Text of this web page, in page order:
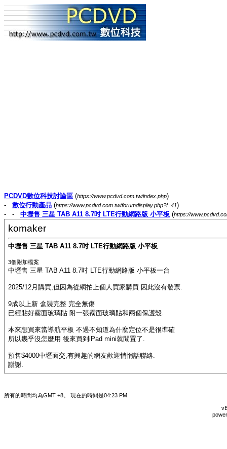
PCDVD數位科技討論區 (https://www.pcdvd.com.tw/index.php)
- 數位行動產品 (https://www.pcdvd.com.tw/forumdisplay.php?f=41)
- - 中壢售 三星 TAB A11 8.7吋 LTE行動網路版 小平板 (https://
komaker
中壢售 三星 TAB A11 8.7吋 LTE行動網路版 小平板
3個附加檔案
中壢售 三星 TAB A11 8.7吋 LTE行動網路版 小平板一台
2025/12月購買,但因為從網拍上個人買家購買 因此沒有發票.
9成以上新 盒裝完整 完全無傷
已經貼好霧面玻璃貼 附一張霧面玻璃貼和兩個保護殼.
本來想買來當導航平板 不過不知道為什麼定位不是很準確
所以幾乎沒怎麼用 後來買到iPad mini就閒置了.
預售$4000中壢面交,有興趣的網友歡迎悄悄話聯絡.
謝謝.
所有的時間均為GMT +8。 現在的時間是04:23 PM